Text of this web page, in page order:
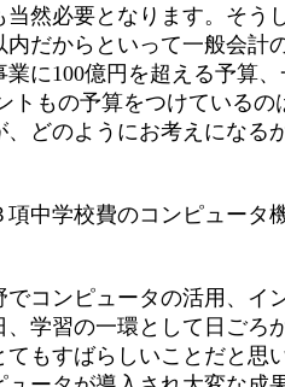
然必要となります。そう
内だからといって一般会計
に100億円を超える予算
トもの予算をつけているの
どのようにお考えになる
中学校費のコンピュータ
コンピュータの活用、イ
学習の一環として日ごろ
もすばらしいことだと思